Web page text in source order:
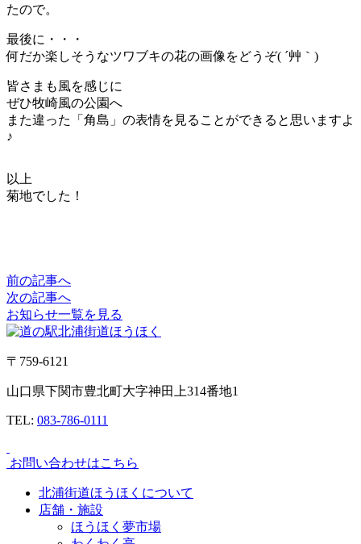
たので。
最後に・・・
何だか楽しそうなツワブキの花の画像をどうぞ( ´艸｀)
皆さまも風を感じに
ぜひ牧崎風の公園へ
また違った「角島」の表情を見ることができると思いますよ
♪
以上
菊地でした！
前の記事へ
次の記事へ
お知らせ一覧を見る
〒759-6121
山口県下関市豊北町大字神田上314番地1
TEL: 083-786-0111
お問い合わせはこちら
北浦街道ほうほくについて
店舗・施設
ほうほく夢市場